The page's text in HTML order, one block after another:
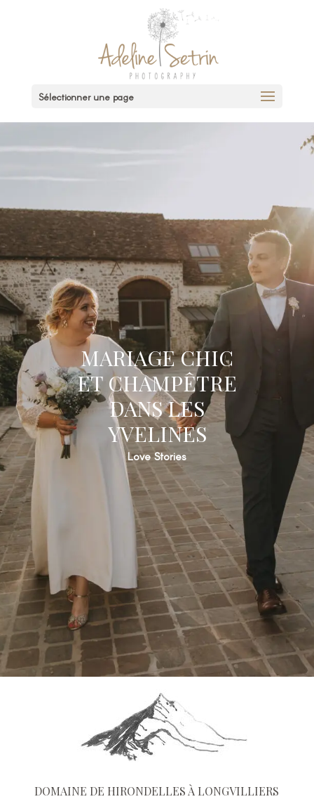
Sélectionner une page
MARIAGE CHIC
ET CHAMPÊTRE
DANS LES
YVELINES
Love Stories
DOMAINE DE HIRONDELLES À LONGVILLIERS